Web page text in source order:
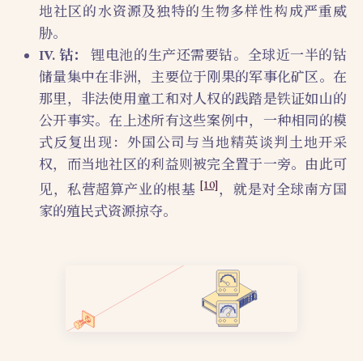
地社区的水资源及独特的生物多样性构成严重威
胁。
IV. 钴：
锂电池的生产还需要钴。全球近一半的钴
储量集中在非洲，主要位于刚果的军事化矿区。在
那里，非法使用童工和对人权的践踏是铁证如山的
公开事实。在上述所有这些案例中，一种相同的模
式反复出现：外国公司与当地精英谈判土地开采
权，而当地社区的利益则被完全置于一旁。由此可
见，私营超算产业的根基[10]，就是对全球南方国
家的殖民式资源掠夺。